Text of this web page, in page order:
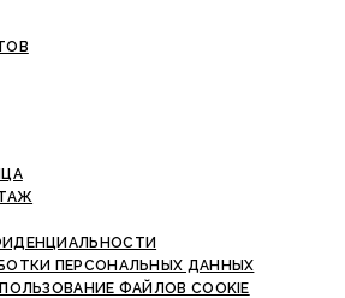
ПЕРСОНАЛЬНЫХ ДАННЫХ
ФАЙЛОВ COOKIE